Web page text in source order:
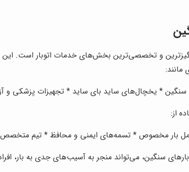
و تخصصی‌ترین بخش‌های خدمات اتوبار است. این
سنگین * یخچال‌های ساید بای ساید * تجهیزات پزشکی
از:
بار مخصوص * تسمه‌های ایمنی و محافظ * تیم متخصص
سنگین، می‌تواند منجر به آسیب‌های جدی به بار،